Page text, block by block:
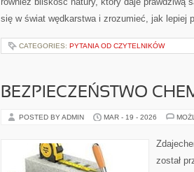
się w świat wędkarstwa i zrozumieć, jak lepiej
CATEGORIES: PYTANIA OD CZYTELNIKÓW
BEZPIECZEŃSTWO
POSTED BY ADMIN MAR - 19 - 2026
został